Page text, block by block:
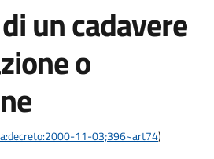
un cadavere
o
11-03;396~art74)